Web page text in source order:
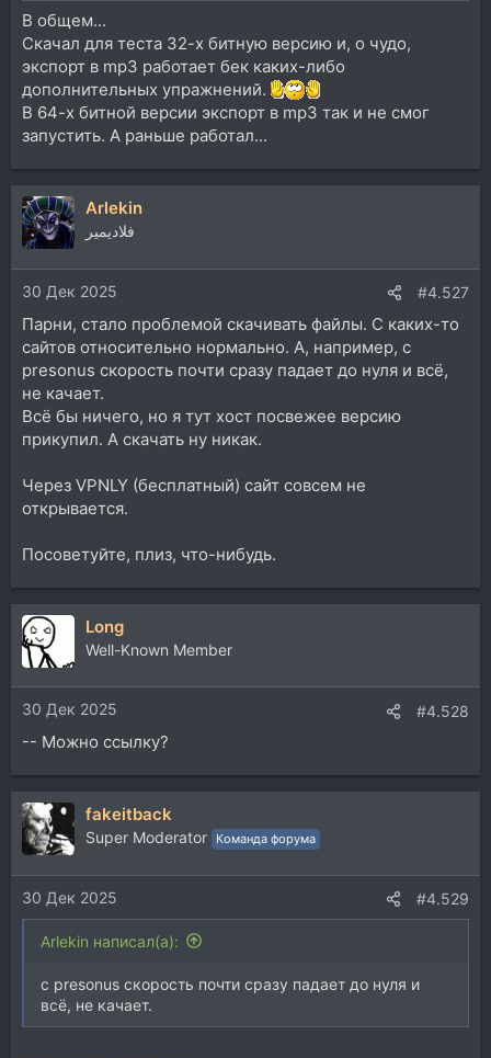
P.S. Косяк возник примерно летом. И в это же время
редактор стал прилично тормозить при запуске и
закрытии.
В общем...
Скачал для теста 32-х битную версию и, о чудо,
экспорт в mp3 работает бек каких-либо
дополнительных упражнений.
В 64-х битной версии экспорт в mp3 так и не смог
запустить. А раньше работал...
Arlekin
فلاديمير
30 Дек 2025 #4.527
Парни, стало проблемой скачивать файлы. С каких-то
сайтов относительно нормально. А, например, с
presonus скорость почти сразу падает до нуля и всё,
не качает.
Всё бы ничего, но я тут хост посвежее версию
прикупил. А скачать ну никак.
Через VPNLY (бесплатный) сайт совсем не
открывается.
Посоветуйте, плиз, что-нибудь.
Long
Well-Known Member
30 Дек 2025 #4.528
-- Можно ссылку?
fakeitback
Super Moderator Команда форума
30 Дек 2025 #4.529
Arlekin написал(а):
с presonus скорость почти сразу падает до нуля и
всё, не качает.